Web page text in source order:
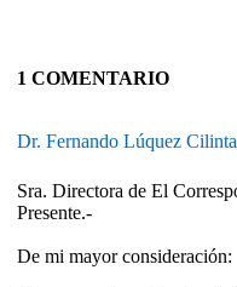
1 COMENTARIO
Dr. Fernando Lúquez
Sra. Directora de El
Presente.-
De mi mayor consideración: